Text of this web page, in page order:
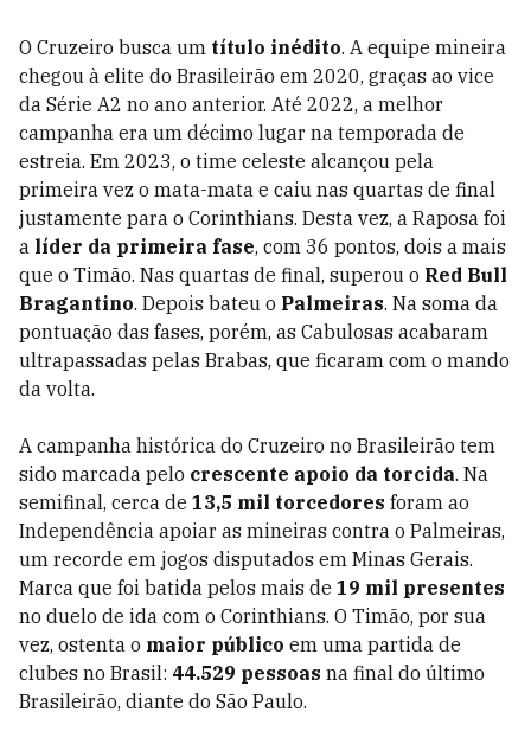
O Cruzeiro busca um título inédito. A equipe mineira
chegou à elite do Brasileirão em 2020, graças ao vice
da Série A2 no ano anterior. Até 2022, a melhor
campanha era um décimo lugar na temporada de
estreia. Em 2023, o time celeste alcançou pela
primeira vez o mata-mata e caiu nas quartas de final
justamente para o Corinthians. Desta vez, a Raposa foi
a líder da primeira fase, com 36 pontos, dois a mais
que o Timão. Nas quartas de final, superou o Red Bull
Bragantino. Depois bateu o Palmeiras. Na soma da
pontuação das fases, porém, as Cabulosas acabaram
ultrapassadas pelas Brabas, que ficaram com o mando
da volta.
A campanha histórica do Cruzeiro no Brasileirão tem
sido marcada pelo crescente apoio da torcida. Na
semifinal, cerca de 13,5 mil torcedores foram ao
Independência apoiar as mineiras contra o Palmeiras,
um recorde em jogos disputados em Minas Gerais.
Marca que foi batida pelos mais de 19 mil presentes
no duelo de ida com o Corinthians. O Timão, por sua
vez, ostenta o maior público em uma partida de
clubes no Brasil: 44.529 pessoas na final do último
Brasileirão, diante do São Paulo.